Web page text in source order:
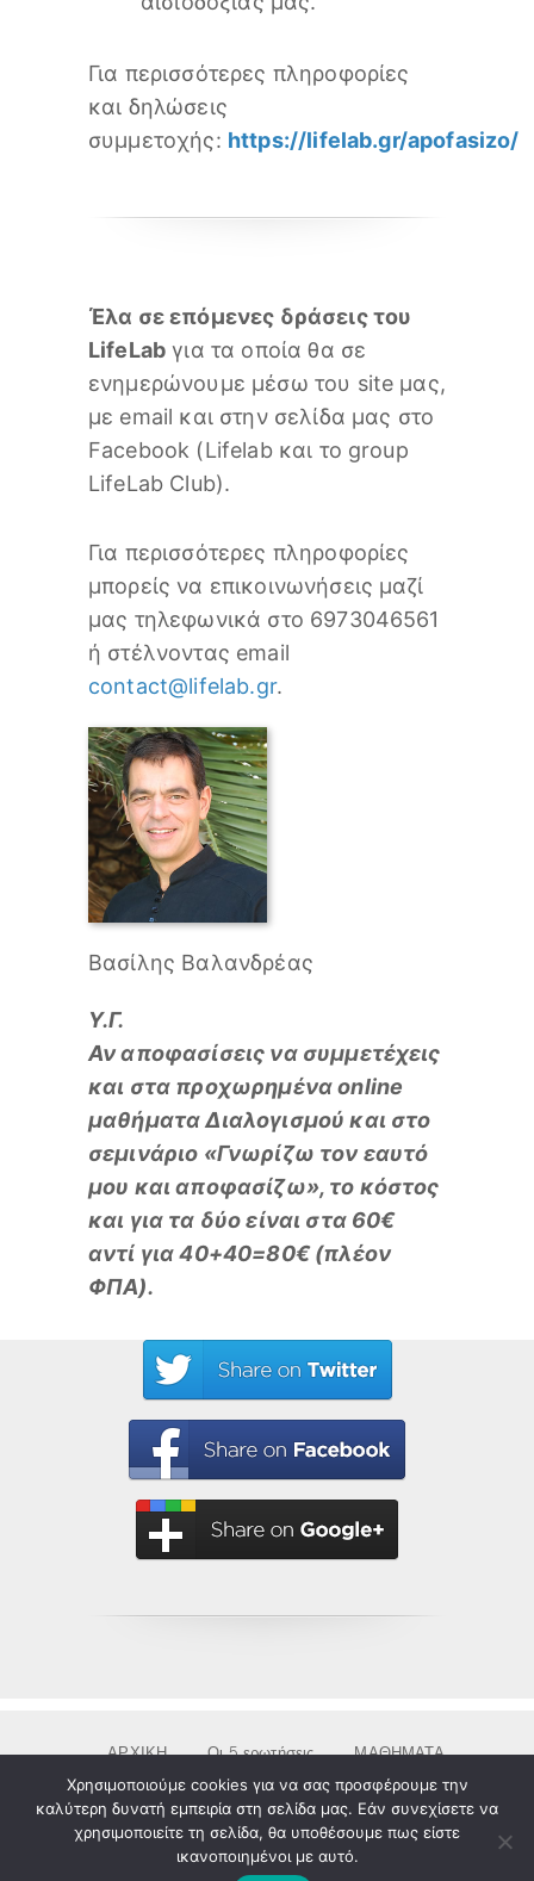
Για περισσότερες πληροφορίες
και δηλώσεις
συμμετοχής: https://lifelab.gr/apofasizo/
Έλα σε επόμενες δράσεις του
LifeLab για τα οποία θα σε
ενημερώνουμε μέσω του site μας,
με email και στην σελίδα μας στο
Facebook (Lifelab και το group
LifeLab Club).
Για περισσότερες πληροφορίες
μπορείς να επικοινωνήσεις μαζί
μας τηλεφωνικά στο 6973046561
ή στέλνοντας email
contact@lifelab.gr.
Βασίλης Βαλανδρέας
Υ.Γ.
Αν αποφασίσεις να συμμετέχεις
και στα προχωρημένα online
μαθήματα Διαλογισμού και στο
σεμινάριο «Γνωρίζω τον εαυτό
μου και αποφασίζω», το κόστος
και για τα δύο είναι στα 60€
αντί για 40+40=80€ (πλέον
ΦΠΑ).
ΑΡΧΙΚΗ Οι 5 ερωτήσεις
ΜΑΘΗΜΑΤΑ
& ΕΡΓΑΣΤΗΡΙΑ
RETREAT
ΠΟΙΟΙ
ΕΠΙΚΟΙΝΩΝΙΑ
ΑΚΑΔΗΜΙΑ
Copyright © 2016-19 · LifeLab · All Rights
Reserved
Χρησιμοποιούμε cookies για να σας προσφέρουμε την
καλύτερη δυνατή εμπειρία στη σελίδα μας. Εάν συνεχίσετε να
χρησιμοποιείτε τη σελίδα, θα υποθέσουμε πως είστε
ικανοποιημένοι με αυτό.